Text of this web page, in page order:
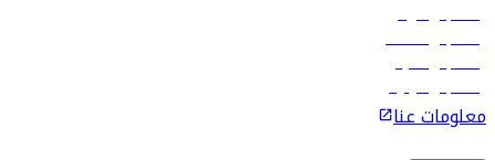
رحلات إلى الرياض
رحلات إلى مسقط
رحلات إلى ماليه
رحلات إلى كولومبو
معلومات عنا